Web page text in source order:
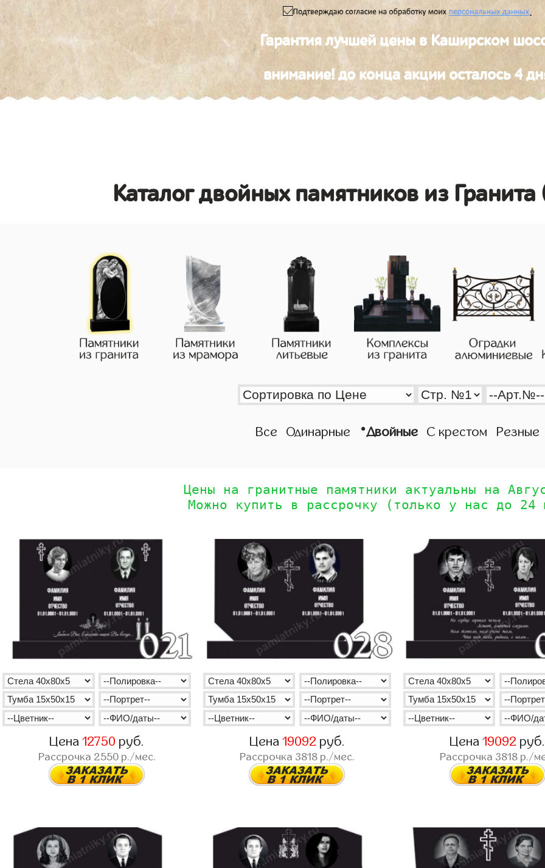
.
Гарантия лучшей цены в Каширском
внимание! до конца акции осталось 4
Каталог двойных памятников из
Все Одинарные •Двойные С крестом Резные
Цены на гранитные памятники актуальны на
Можно купить в рассрочку (только у нас до 24
Цена12750 руб.
Рассрочка 2550р./мес.
Цена 19092 руб.
Рассрочка 3818р./мес.
Цена19092 руб.
Рассрочка 3818 р./